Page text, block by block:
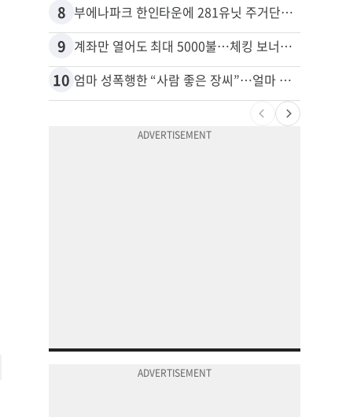
8 부에나파크 한인타운에 281유닛 주거단지 들어선다
9 계좌만 열어도 최대 5000불…체킹 보너스 무한 경쟁
10 엄마 성폭행한 “사람 좋은 장씨”…얼마 뒤 딸 배도 불러왔다